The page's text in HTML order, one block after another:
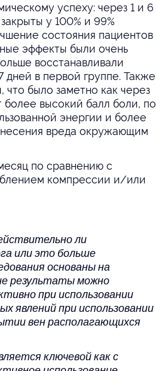
успеху: через 1 и 6
у 100% и 99%
состояния пациентов
эффекты были очень
восстанавливали
дней в первой группе. Также
было заметно как через
более высокий балл боли, по
энергии и более
вреда окружающим
по сравнению с
компрессии и/или
ли
или это больше
основаны на
результаты можно
при использовании
явлений при использовании
вен располагающихся
ключевой как с